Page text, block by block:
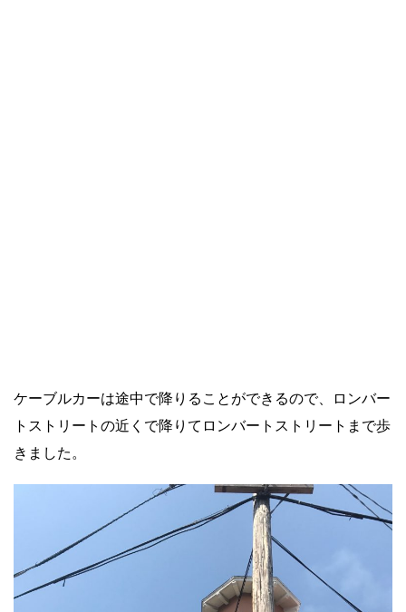
ケーブルカーは途中で降りることができるので、ロンバー
トストリートの近くで降りてロンバートストリートまで歩
きました。